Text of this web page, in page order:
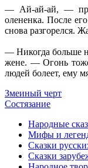
— Ай-ай-ай, —
олененка. После
снова разгорелся.
— Никогда больше
жене. — Огонь тоже
людей болеет, ему
Змеиный черт
Состязание
Народные
Мифы и
Сказки
Сказки